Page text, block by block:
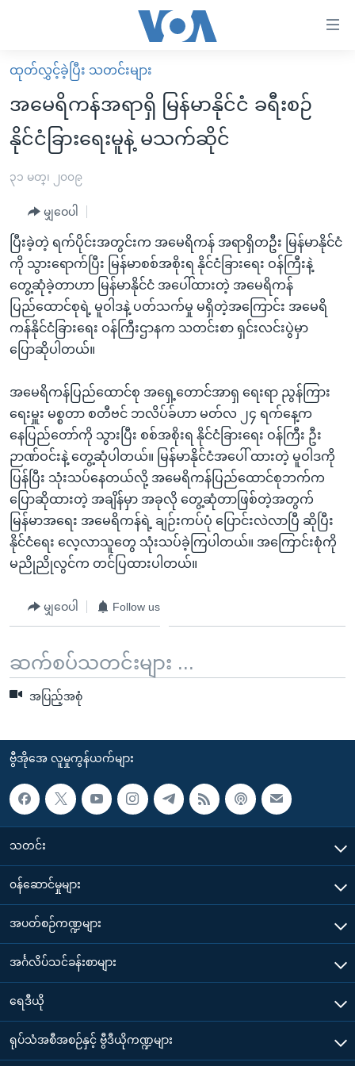
လွယ်ကူ
စေ
သည့်
Link
များ
အကြောင်းအရာ
သို့
ကျော်
ကြည့်
ရန်
ပင်မ
စာမျက်နှာ
ကျော်
ကြည့်
ရန်
ရှာဖွေ
ရန်
နေရာ
မူလစာမျက်နှာ
မြန်မာ
ကမ္ဘာ့သတင်းများ
အစ္စရေး-ပါလက်စတိုင်း
ရပ်ဝန်းတခု လမ်းတခု အလွန်
အင်္ဂလိပ်စာလေ့လာမယ်
အမေရိကန်သုံးအီဒီယံ
မကြေးမုံရဲ့ အင်္ဂလိပ်စာ
ရုပ်ရှင်ထဲက အင်္ဂလိပ်စာ
အပတ်စဉ်ကဏ္ဍများ
ရေဒီယို
တီဗွီ
ရေဒီယိုနှင့်ရုပ်သံ အချက်အလက်များ
ရေဒီယို/တီဗွီအစီအစဉ်
Learning English
ဗွီအိုအေ လူမှုကွန်ယက်များ
ဘာသာစကားများ
ထုတ်လွှင့်ခဲ့ပြီး သတင်းများ
အမေရိကန်အရာရှိ မြန်မာနိုင်ငံ ခရီးစဉ်
နိုင်ငံခြားရေးမူနဲ့ မသက်ဆိုင်
၃၁ မတ္၊ ၂၀၀၉
မျှဝေပါ
ပြီးခဲ့တဲ့ ရက်ပိုင်းအတွင်းက အမေရိကန် အရာရှိတဦး မြန်မာနိုင်ငံ
ကို သွားရောက်ပြီး မြန်မာစစ်အစိုးရ နိုင်ငံခြားရေး ဝန်ကြီးနဲ့
တွေ့ဆုံခဲ့တာဟာ မြန်မာနိုင်ငံ အပေါ်ထားတဲ့ အမေရိကန်
ပြည်ထောင်စုရဲ့ မူဝါဒနဲ့ ပတ်သက်မှု မရှိတဲ့အကြောင်း အမေရိ
ကန်နိုင်ငံခြားရေး ဝန်ကြီးဌာနက သတင်းစာ ရှင်းလင်းပွဲမှာ
ပြောဆိုပါတယ်။
အမေရိကန်ပြည်ထောင်စု အရှေ့တောင်အာရှ ရေးရာ ညွန်ကြား
ရေးမှူး မစ္စတာ စတီဗင် ဘလိပ်ခ်ဟာ မတ်လ ၂၄ ရက်နေ့က
နေပြည်တော်ကို သွားပြီး စစ်အစိုးရ နိုင်ငံခြားရေး ဝန်ကြီး ဦး
ဉာဏ်ဝင်းနဲ့ တွေ့ဆုံပါတယ်။ မြန်မာနိုင်ငံအပေါ် ထားတဲ့ မူဝါဒကို
ပြန်ပြီး သုံးသပ်နေတယ်လို့ အမေရိကန်ပြည်ထောင်စုဘက်က
ပြောဆိုထားတဲ့ အချိန်မှာ အခုလို တွေ့ဆုံတာဖြစ်တဲ့အတွက်
မြန်မာအရေး အမေရိကန်ရဲ့ ချဉ်းကပ်ပုံ ပြောင်းလဲလာပြီ ဆိုပြီး
နိုင်ငံရေး လေ့လာသူတွေ သုံးသပ်ခဲ့ကြပါတယ်။ အကြောင်းစုံကို
မညိုညိုလွင်က တင်ပြထားပါတယ်။
မျှဝေပါ Follow us
ဆက်စပ်သတင်းများ ...
အပြည့်အစုံ
ဗွီအိုအေ လူမှုကွန်ယက်များ
သတင်း
၀န်ဆောင်မှုများ
အပတ်စဉ်ကဏ္ဍများ
အင်္ဂလိပ်သင်ခန်းစာများ
ရေဒီယို
ရုပ်သံအစီအစဉ်နှင့် ဗွီဒီယိုကဏ္ဍများ